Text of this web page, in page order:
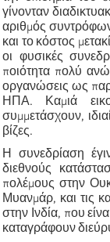
γίνονταν
αριθμός
και το κόστος
οι φυσικές
ποιότητα πολύ
οργανώσεις ως
ΗΠΑ. Καμιά
συμμετάσχουν,
βίζες.
Η συνεδρίαση
διεθνούς
πολέμους στην
Μυανμάρ, και τις
στην Ινδία, που
καταγράφουν